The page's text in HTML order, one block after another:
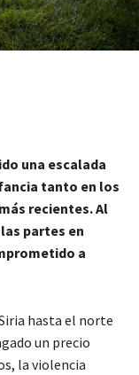
una escalada
tanto en los
recientes. Al
partes en
a
hasta el norte
un precio
la violencia